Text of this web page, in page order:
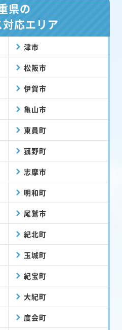
県の
応エリア
津市
松阪市
伊賀市
亀山市
東員町
菰野町
志摩市
明和町
尾鷲市
紀北町
玉城町
紀宝町
大紀町
度会町